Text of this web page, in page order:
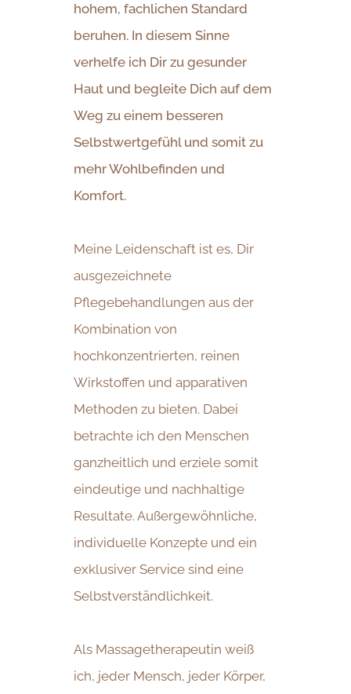
hohem, fachlichen Standard
beruhen. In diesem Sinne
verhelfe ich Dir zu gesunder
Haut und begleite Dich auf dem
Weg zu einem besseren
Selbstwertgefühl und somit zu
mehr Wohlbefinden und
Komfort.
Meine Leidenschaft ist es, Dir
ausgezeichnete
Pflegebehandlungen aus der
Kombination von
hochkonzentrierten, reinen
Wirkstoffen und apparativen
Methoden zu bieten. Dabei
betrachte ich den Menschen
ganzheitlich und erziele somit
eindeutige und nachhaltige
Resultate. Außergewöhnliche,
individuelle Konzepte und ein
exklusiver Service sind eine
Selbstverständlichkeit.
Als Massagetherapeutin weiß
ich, jeder Mensch, jeder Körper,